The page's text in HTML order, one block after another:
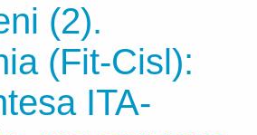
(2).
(Fit-Cisl):
ITA-